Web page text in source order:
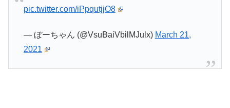
pic.twitter.com/iPpqutjjO8
— ぼーちゃん (@VsuBaiVbilMJulx) March 21,
2021